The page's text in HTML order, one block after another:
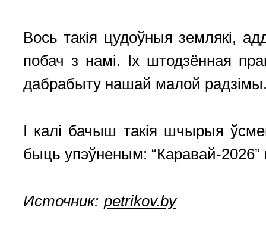
Вось такія цудоўныя землякі,
побач з намі. Іх штодзённая
дабрабыту нашай малой
І калі бачыш такія шчырыя
быць упэўненым: “Каравай-
Источник: petrikov.by